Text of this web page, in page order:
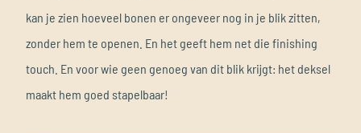
kan je zien hoeveel bonen er ongeveer nog in je blik zitten,
zonder hem te openen. En het geeft hem net die finishing
touch. En voor wie geen genoeg van dit blik krijgt: het deksel
maakt hem goed stapelbaar!